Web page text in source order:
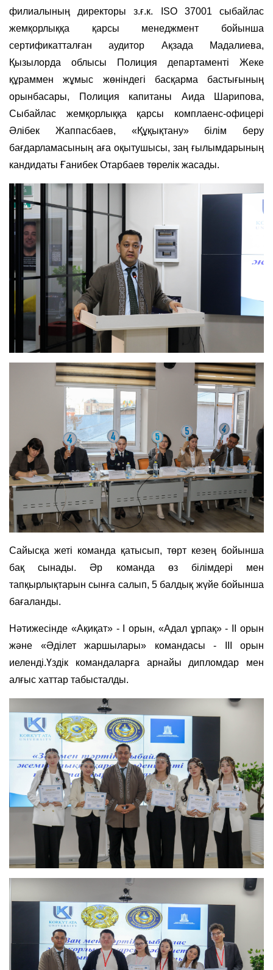
филиалының директоры з.ғ.к. ISO 37001 сыбайлас
жемқорлыққа қарсы менеджмент бойынша
сертификатталған аудитор Ақзада Мадалиева,
Қызылорда облысы Полиция департаменті Жеке
құраммен жұмыс жөніндегі басқарма бастығының
орынбасары, Полиция капитаны Аида Шарипова,
Сыбайлас жемқорлыққа қарсы комплаенс-офицері
Әлібек Жаппасбаев, «Құқықтану» білім беру
бағдарламасының аға оқытушысы, заң ғылымдарының
кандидаты Ғанибек Отарбаев төрелік жасады.
Сайысқа жеті команда қатысып, төрт кезең бойынша
бақ сынады. Әр команда өз білімдері мен
тапқырлықтарын сынға салып, 5 балдық жүйе бойынша
бағаланды.
Нәтижесінде «Ақиқат» - І орын, «Адал ұрпақ» - ІІ орын
және «Әділет жаршылары» командасы - ІІІ орын
иеленді.Үздік командаларға арнайы дипломдар мен
алғыс хаттар табысталды.